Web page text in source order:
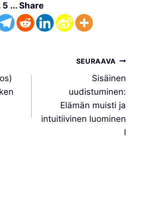
5 ... Share
SEURAAVA
Sisäinen
uudistuminen:
Elämän muisti ja
intuitiivinen luominen
I